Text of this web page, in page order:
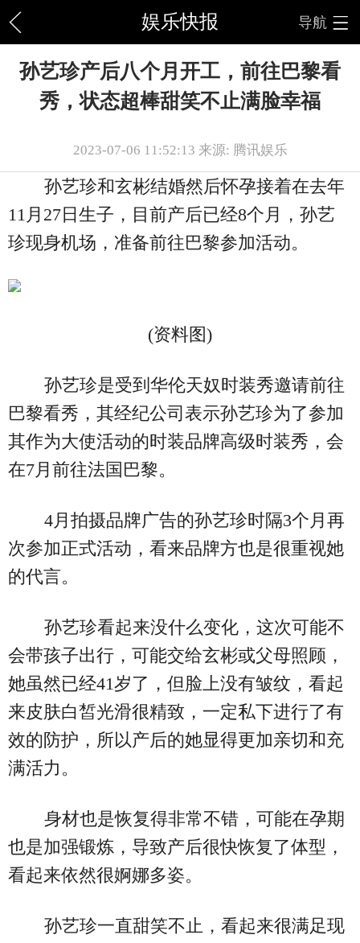
娱乐快报 导航
孙艺珍产后八个月开工，前往巴黎看
秀，状态超棒甜笑不止满脸幸福
2023-07-06 11:52:13 来源: 腾讯娱乐
孙艺珍和玄彬结婚然后怀孕接着在去年
11月27日生子，目前产后已经8个月，孙艺
珍现身机场，准备前往巴黎参加活动。
(资料图)
孙艺珍是受到华伦天奴时装秀邀请前往
巴黎看秀，其经纪公司表示孙艺珍为了参加
其作为大使活动的时装品牌高级时装秀，会
在7月前往法国巴黎。
4月拍摄品牌广告的孙艺珍时隔3个月再
次参加正式活动，看来品牌方也是很重视她
的代言。
孙艺珍看起来没什么变化，这次可能不
会带孩子出行，可能交给玄彬或父母照顾，
她虽然已经41岁了，但脸上没有皱纹，看起
来皮肤白皙光滑很精致，一定私下进行了有
效的防护，所以产后的她显得更加亲切和充
满活力。
身材也是恢复得非常不错，可能在孕期
也是加强锻炼，导致产后很快恢复了体型，
看起来依然很婀娜多姿。
孙艺珍一直甜笑不止，看起来很满足现